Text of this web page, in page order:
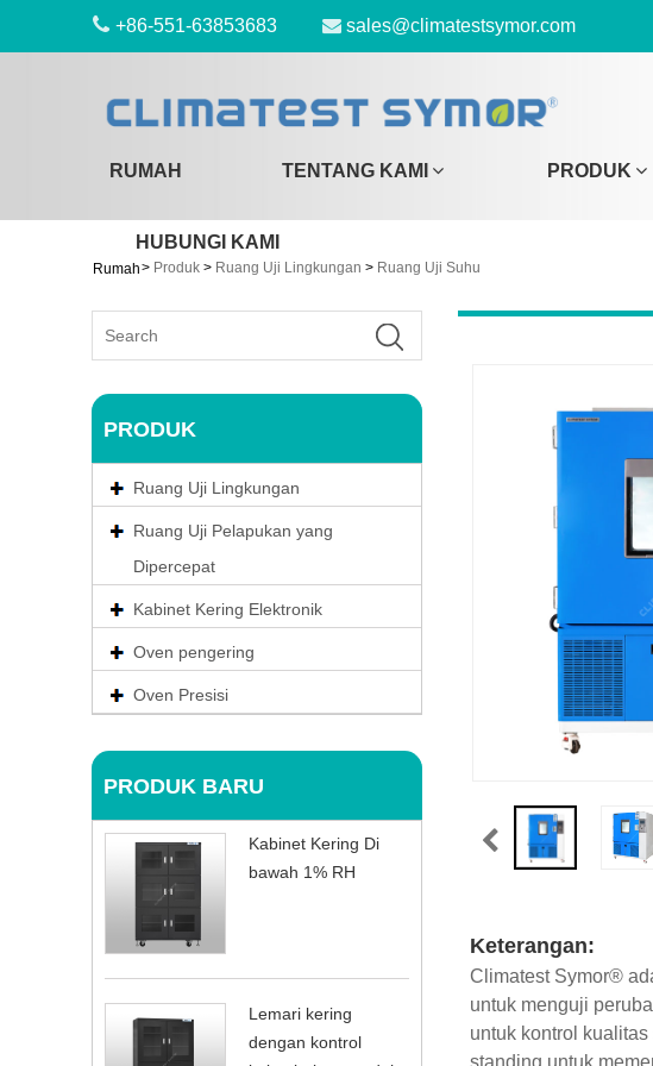
+86-551-63853683 sales@climatestsymor.com
RUMAH TENTANG KAMI PRODUK
HUBUNGI KAMI
Rumah> Produk > Ruang Uji Lingkungan > Ruang Uji Suhu
PRODUK
Ruang Uji Lingkungan
Ruang Uji Pelapukan yang
Dipercepat
Kabinet Kering Elektronik
Oven pengering
Oven Presisi
PRODUK BARU
Kabinet Kering Di
bawah 1% RH
Lemari kering
dengan kontrol
Keterangan:
Climatest Symor®
untuk menguji
untuk kontrol
standing untuk